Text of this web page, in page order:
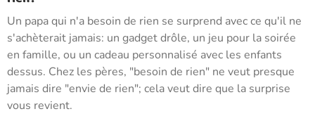
Un papa qui n'a besoin de rien se surprend avec ce qu'il ne
s'achèterait jamais: un gadget drôle, un jeu pour la soirée
en famille, ou un cadeau personnalisé avec les enfants
dessus. Chez les pères, "besoin de rien" ne veut presque
jamais dire "envie de rien"; cela veut dire que la surprise
vous revient.